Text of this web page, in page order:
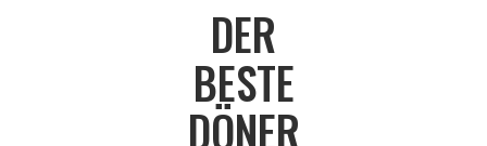
DER
BESTE
DÖNER